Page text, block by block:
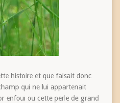
histoire et que faisait donc
qui ne lui appartenait
enfoui ou cette perle de grand